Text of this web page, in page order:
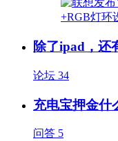
除了ipad，还
论坛 34
充电宝押金什
问答 5